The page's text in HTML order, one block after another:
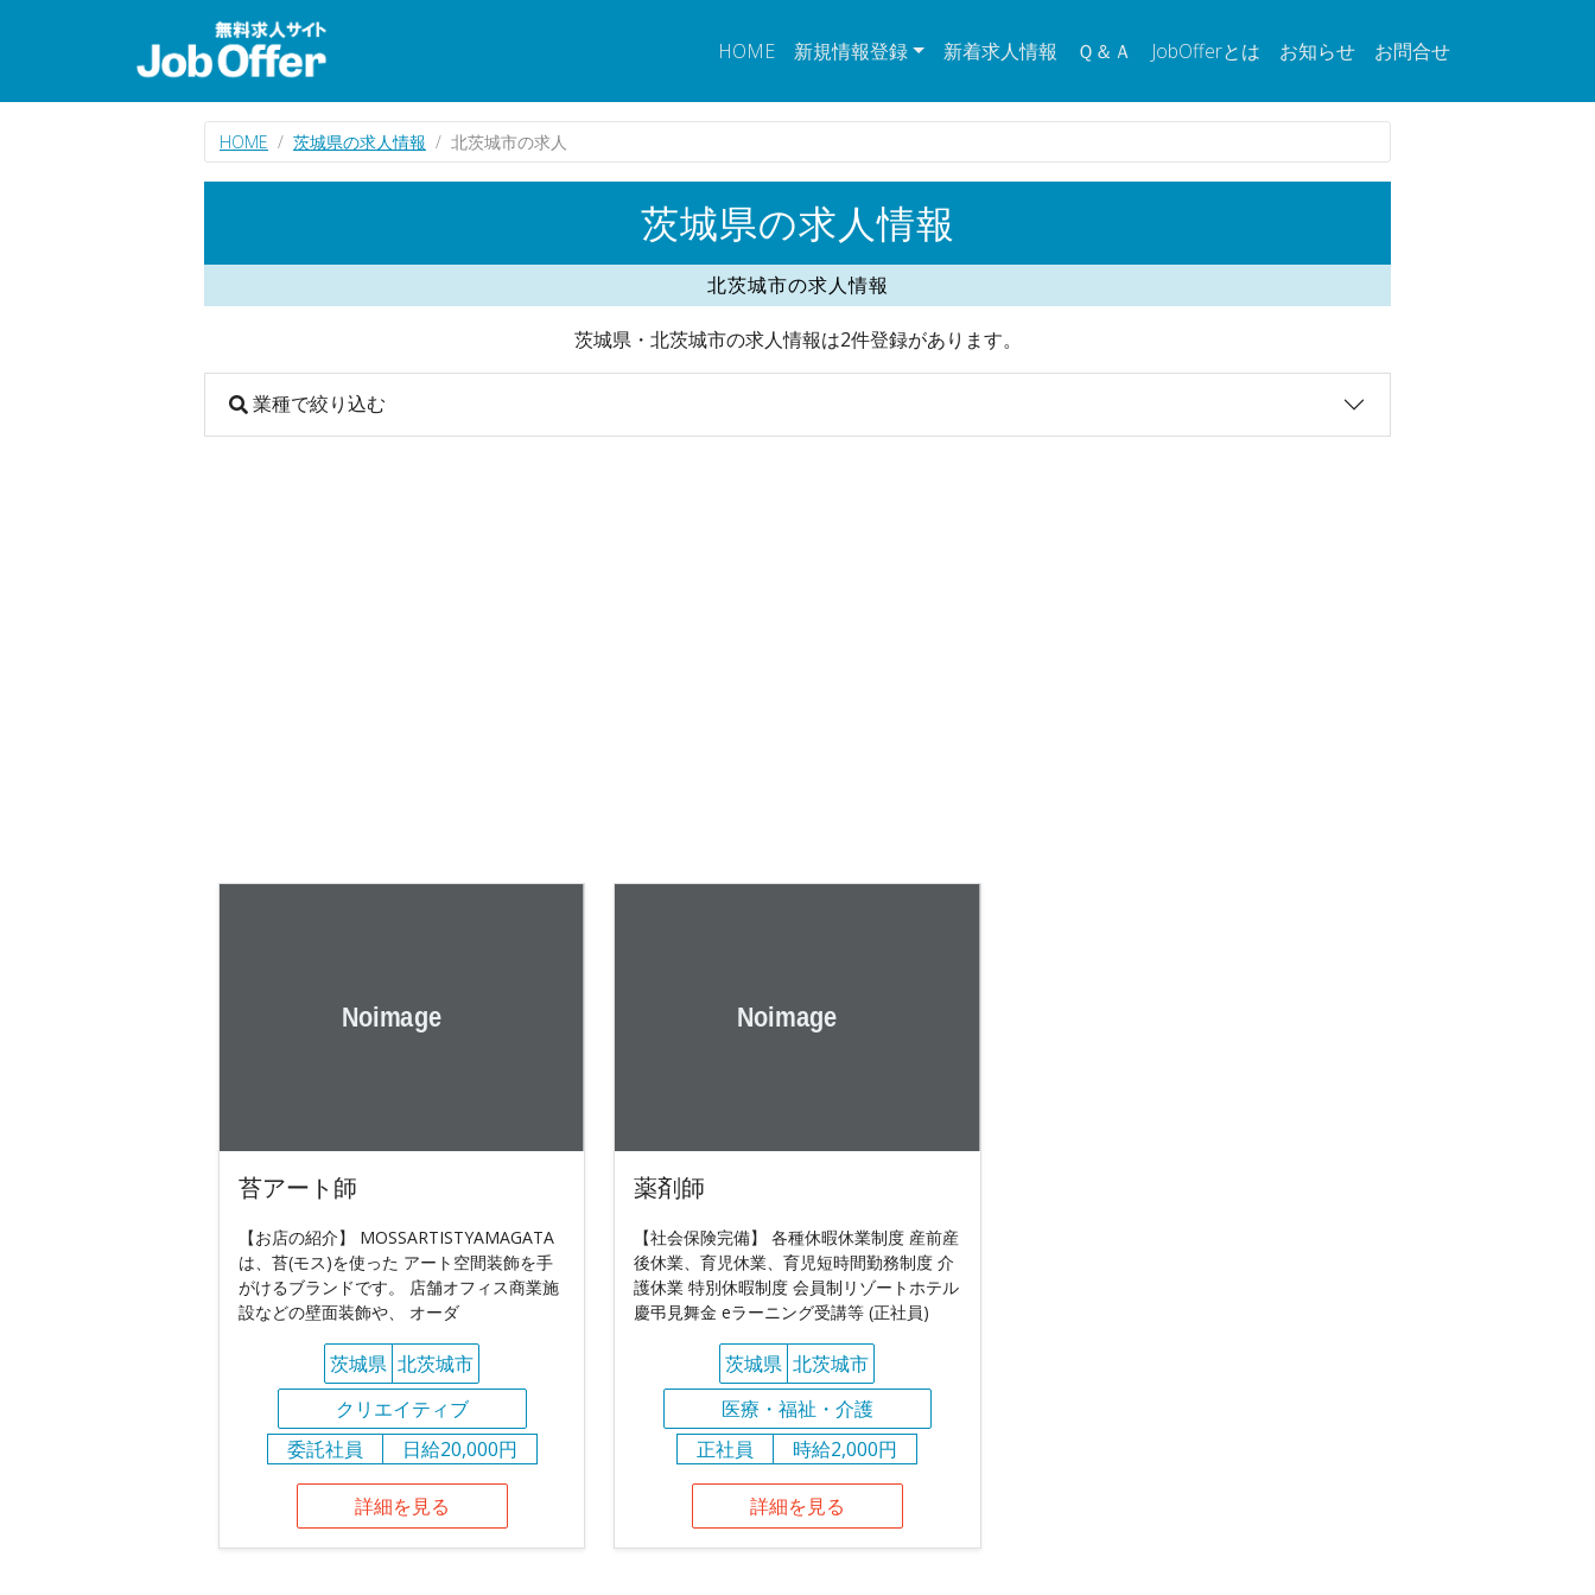
HOME 新規情報登録 新着求人情報 Ｑ＆Ａ JobOfferとは お知らせ お問合せ
HOME 茨城県の求人情報 北茨城市の求人
茨城県の求人情報
北茨城市の求人情報
茨城県・北茨城市の求人情報は2件登録があります。
業種で絞り込む
苔アート師
【お店の紹介】 MOSSARTISTYAMAGATA
は、苔(モス)を使った アート空間装飾を手
がけるブランドです。 店舗オフィス商業施
設などの壁面装飾や、 オーダ
茨城県 北茨城市
クリエイティブ
委託社員
日給20,000円
詳細を見る
薬剤師
【社会保険完備】 各種休暇休業制度 産前産
後休業、育児休業、育児短時間勤務制度 介
護休業 特別休暇制度 会員制リゾートホテル
慶弔見舞金 eラーニング受講等 (正社員)
茨城県 北茨城市
医療・福祉・介護
正社員
時給2,000円
詳細を見る